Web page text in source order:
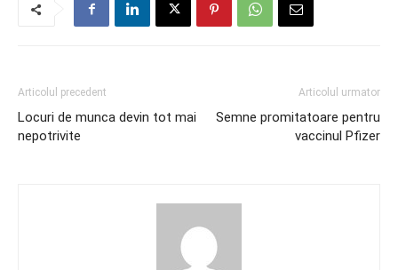
Articolul precedent
Locuri de munca devin tot mai
nepotrivite
Articolul urmator
Semne promitatoare pentru
vaccinul Pfizer